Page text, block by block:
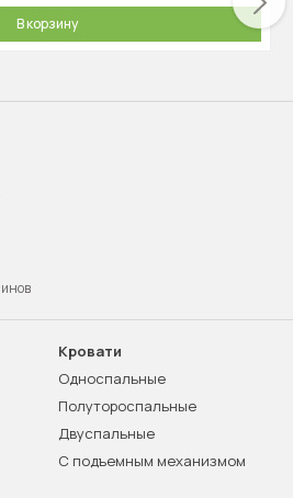
В корзину
Кровати
Односпальные
Полутороспальные
Двуспальные
С подъемным механизмом